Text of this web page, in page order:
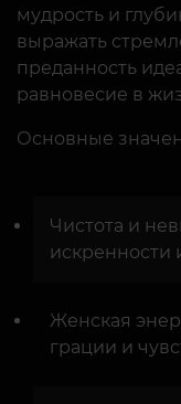
мудрость и
выражать
преданность
равновесие в
Основные
Чистота и
искренности
Женская
грации и